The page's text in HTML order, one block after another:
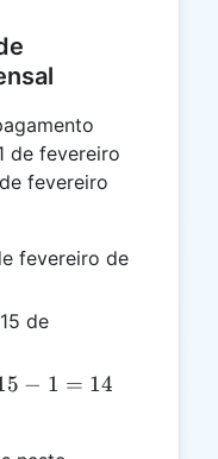
de fevereiro
fevereiro
fevereiro de
de
− 1 = 14